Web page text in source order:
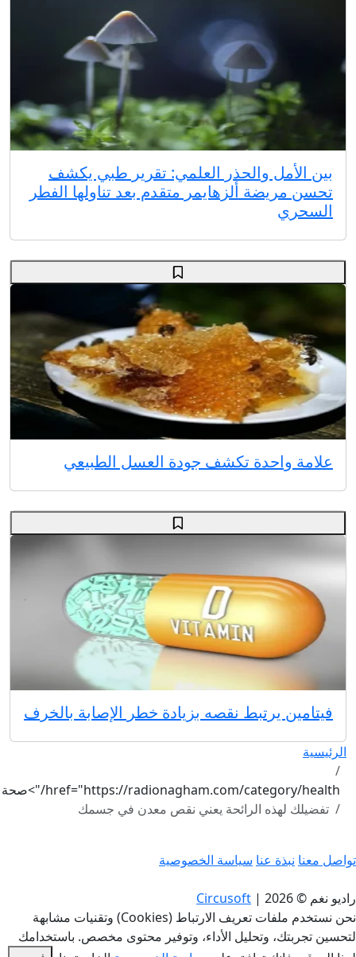
بين الأمل والحذر العلمي: تقرير طبي يكشف
تحسن مريضة ألزهايمر متقدم بعد تناولها الفطر
السحري
علامة واحدة تكشف جودة العسل الطبيعي
فيتامين يرتبط نقصه بزيادة خطر الإصابة بالخرف
الرئيسية
href="https://radionagham.com/category/health/">صحة
تفضيلك لهذه الرائحة يعني نقص معدن في جسمك
تواصل معنا نبذة عنا سياسة الخصوصية
راديو نغم © 2026 |
Circusoft
نحن نستخدم ملفات تعريف الارتباط (Cookies) وتقنيات مشابهة
لتحسين تجربتك، وتحليل الأداء، وتوفير محتوى مخصص. باستخدامك